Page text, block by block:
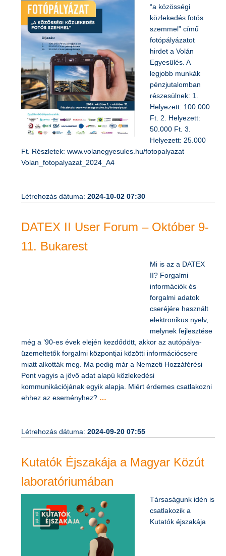
október 31. között
“a közösségi
közlekedés fotós
szemmel” című
fotópályázatot
hirdet a Volán
Egyesülés. A
legjobb munkák
pénzjutalomban
részesülnek: 1.
Helyezett: 100.000
Ft. 2. Helyezett:
50.000 Ft. 3.
Helyezett: 25.000
Ft. Részletek: www.volanegyesules.hu/fotopalyazat
Mi is az a DATEX
II? Forgalmi
információk és
forgalmi adatok
cseréjére használt
elektronikus nyelv,
melynek fejlesztése
még a ’90-es évek elején kezdődött, akkor az autópálya-
üzemeltetők forgalmi központjai közötti információcsere
miatt alkották meg. Ma pedig már a Nemzeti Hozzáférési
Pont vagyis a jövő adat alapú közlekedési
kommunikációjának egyik alapja. Miért érdemes csatlakozni
Kutatók Éjszakája a Magyar Közút
laboratóriumában
Társaságunk idén is
csatlakozik a